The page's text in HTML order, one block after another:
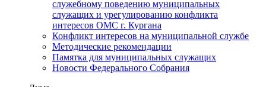
служебному поведению муниципальных
служащих и урегулированию конфликта
интересов ОМС г. Кургана
Конфликт интересов на муниципальной службе
Методические рекомендации
Памятка для муниципальных служащих
Новости Федерального Cобрания